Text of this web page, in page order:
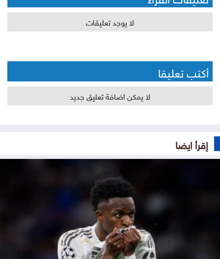
لا يوجد تعليقات
أكتب تعليقا
لا يمكن اضافة تعليق جديد
إقرأ ايضا